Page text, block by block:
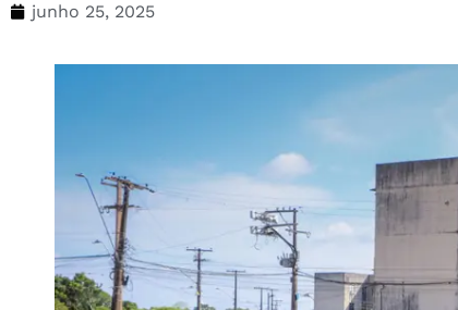
junho 25, 2025